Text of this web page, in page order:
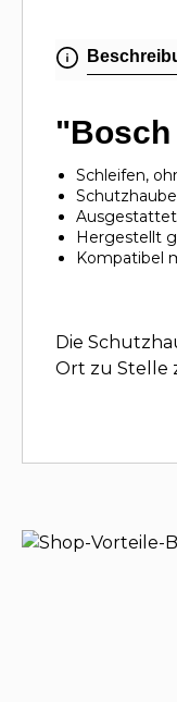
"Bosch
Schleifen,
Ausgestattet
Hergestellt
Kompatibel
Die
Ort zu Stelle